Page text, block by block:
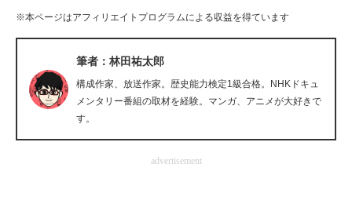
製造業のIT導入・活用を支援
モノづくり技術者専門サイト
エレクトロニクス専門サイト
電子設計の基本と応用
※本ページはアフィリエイトプログラムによる収益を得ています
筆者：林田祐太郎
構成作家、放送作家。歴史能力検定1級合格。NHKドキュ
メンタリー番組の取材を経験。マンガ、アニメが大好きで
す。
advertisement